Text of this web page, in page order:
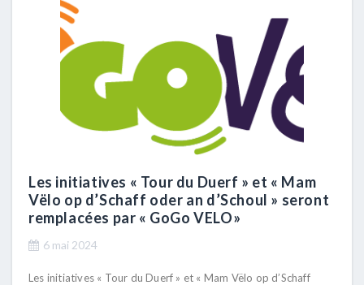
Les initiatives « Tour du Duerf » et « Mam
Vëlo op d’Schaff oder an d’Schoul » seront
remplacées par « GoGo VELO»
6 mai 2024
Les initiatives « Tour du Duerf » et « Mam Vëlo op d’Schaff